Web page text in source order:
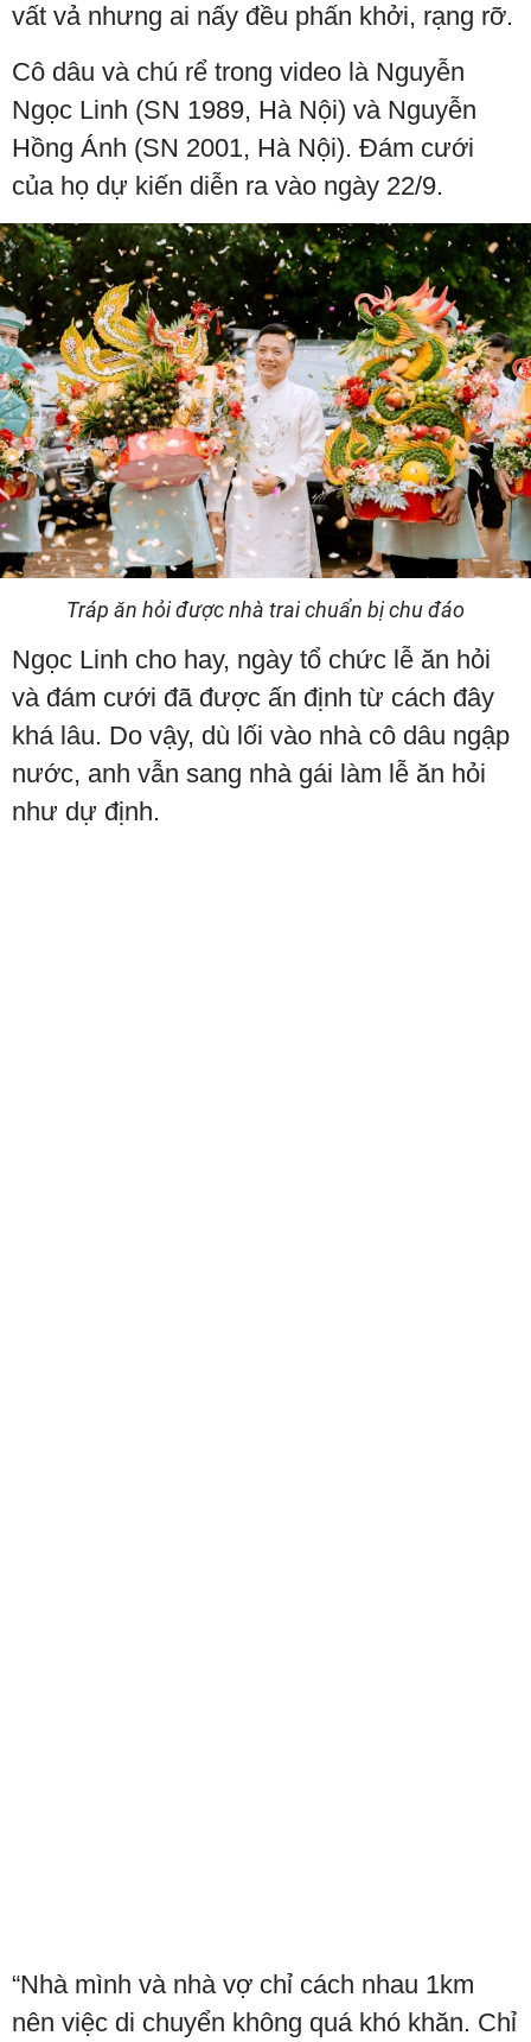
vất vả nhưng ai nấy đều phấn khởi, rạng rỡ.
Cô dâu và chú rể trong video là Nguyễn
Ngọc Linh (SN 1989, Hà Nội) và Nguyễn
Hồng Ánh (SN 2001, Hà Nội). Đám cưới
của họ dự kiến diễn ra vào ngày 22/9.
Tráp ăn hỏi được nhà trai chuẩn bị chu đáo
Ngọc Linh cho hay, ngày tổ chức lễ ăn hỏi
và đám cưới đã được ấn định từ cách đây
khá lâu. Do vậy, dù lối vào nhà cô dâu ngập
nước, anh vẫn sang nhà gái làm lễ ăn hỏi
như dự định.
“Nhà mình và nhà vợ chỉ cách nhau 1km
nên việc di chuyển không quá khó khăn. Chỉ